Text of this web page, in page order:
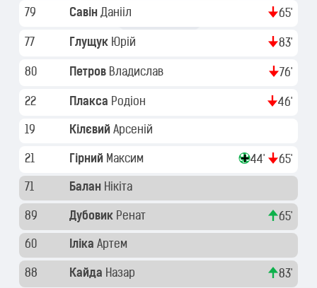
79 Савін Данііл 65'
77 Глущук Юрій 83'
80 Петров Владислав 76'
22 Плакса Родіон 46'
19 Кілєвий Арсеній
21 Гірний Максим 44' 65'
71 Балан Нікіта
89 Дубовик Ренат 65'
60 Іліка Артем
88 Кайда Назар 83'